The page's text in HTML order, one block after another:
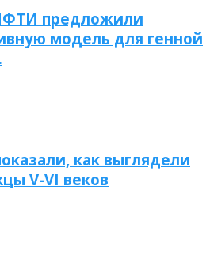
предложили
модель для генной
как выглядели
V-VI веков